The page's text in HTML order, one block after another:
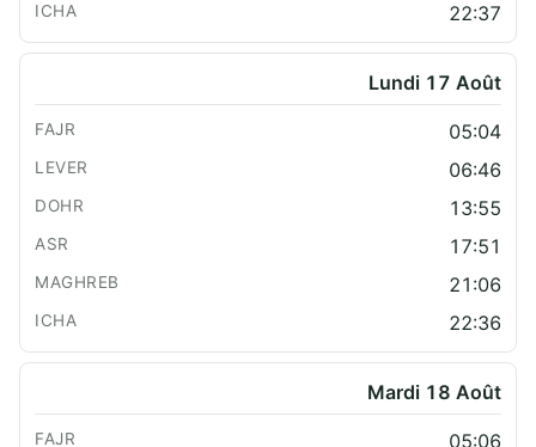
22:37
Lundi 17 Août
05:04
06:46
13:55
17:51
21:06
22:36
Mardi 18 Août
05:06